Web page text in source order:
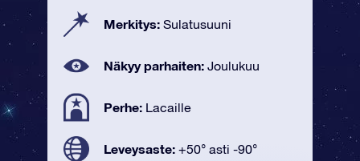
Merkitys: Sulatusuuni
Näkyy parhaiten: Joulukuu
Perhe: Lacaille
Leveysaste: +50° asti -90°